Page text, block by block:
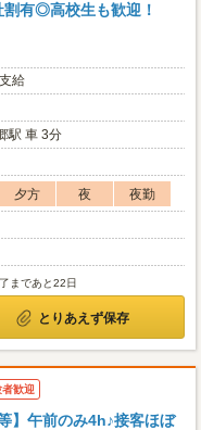
有◎高校生も歓迎！
給
駅 車 3分
夕方 夜
夜勤
まであと22日
とりあえず保存
歓迎
】午前のみ4h♪接客ほぼ